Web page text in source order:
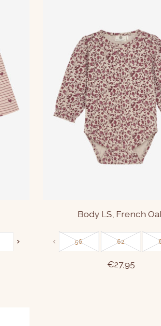
80 86
Body LS, French
56 62
€27,95